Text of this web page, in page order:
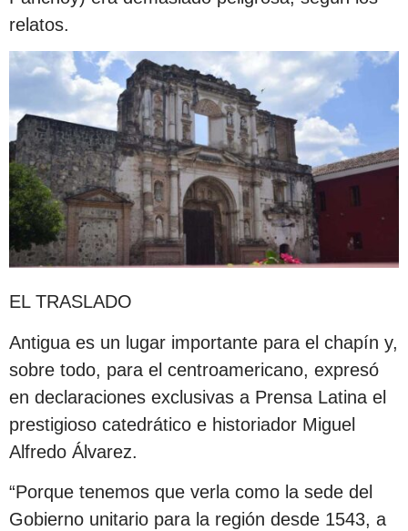
relatos.
EL TRASLADO
Antigua es un lugar importante para el chapín y,
sobre todo, para el centroamericano, expresó
en declaraciones exclusivas a Prensa Latina el
prestigioso catedrático e historiador Miguel
Alfredo Álvarez.
“Porque tenemos que verla como la sede del
Gobierno unitario para la región desde 1543, a